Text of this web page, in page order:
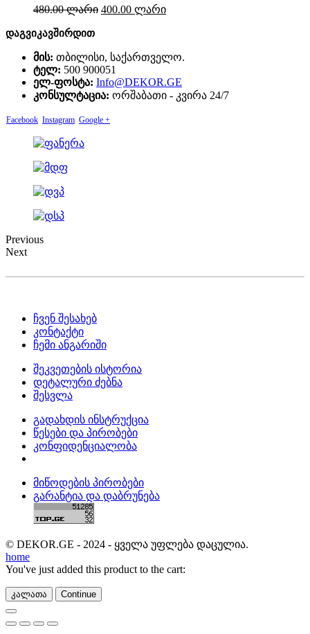
480.00ლარი 400.00 ლარი
დაგვიკავშირდით
მის: თბილისი, საქართველო.
ტელ: 500 900051
ელ-ფოსტა: Info@DEKOR.GE
კონსულტაცია: ორშაბათი - კვირა 24/7
Facebook Instagram Google +
Previous
Next
ჩვენ შესახებ
კონტაქტი
ჩემი ანგარიში
შეკვეთების ისტორია
დეტალური ძებნა
შესვლა
გადახდის ინსტრუქცია
წესები და პირობები
კონფიდენციალობა
მიწოდების პირობები
გარანტია და დაბრუნება
© DEKOR.GE - 2024 - ყველა უფლება დაცულია.
home
You've just added this product to the cart:
კალათა Continue